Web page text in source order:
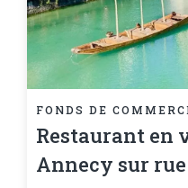
FONDS DE
Restaurant en
Annecy sur